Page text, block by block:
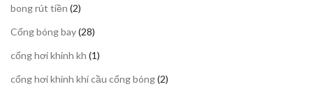
bong rút tiền 22
phẩm
Cổng bóng bay 2828
phẩm
cổng hơi khinh kh 11
phẩm
cổng hơi khinh khí cầu cổng bóng 22